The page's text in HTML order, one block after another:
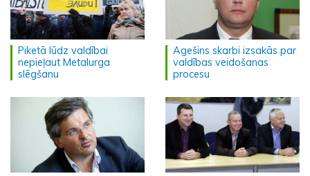
Piketā lūdz valdībai
nepieļaut Metalurga
slēgšanu
Agešins skarbi izsakās par
valdības veidošanas
procesu